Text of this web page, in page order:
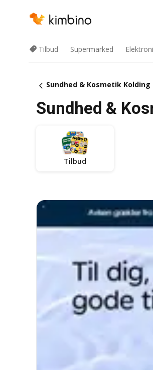
Tilbud Supermarked
Sundhed & Kosmetik Kolding
Sundhed &
Tilbud